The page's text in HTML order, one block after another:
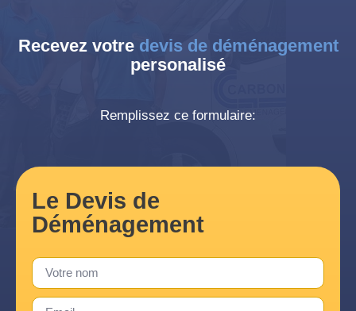
Recevez votre devis de déménagement
personalisé
Remplissez ce formulaire:
Le Devis de
Déménagement